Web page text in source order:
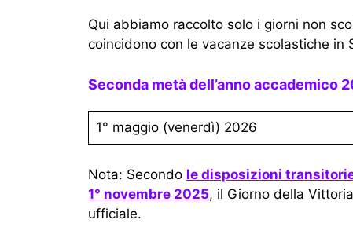
Qui abbiamo raccolto solo i giorni non
coincidono con le vacanze scolastiche in
Seconda metà dell’anno accademico
1° maggio (venerdì) 2026
Nota: Secondo le disposizioni
1° novembre 2025, il Giorno della
ufficiale.